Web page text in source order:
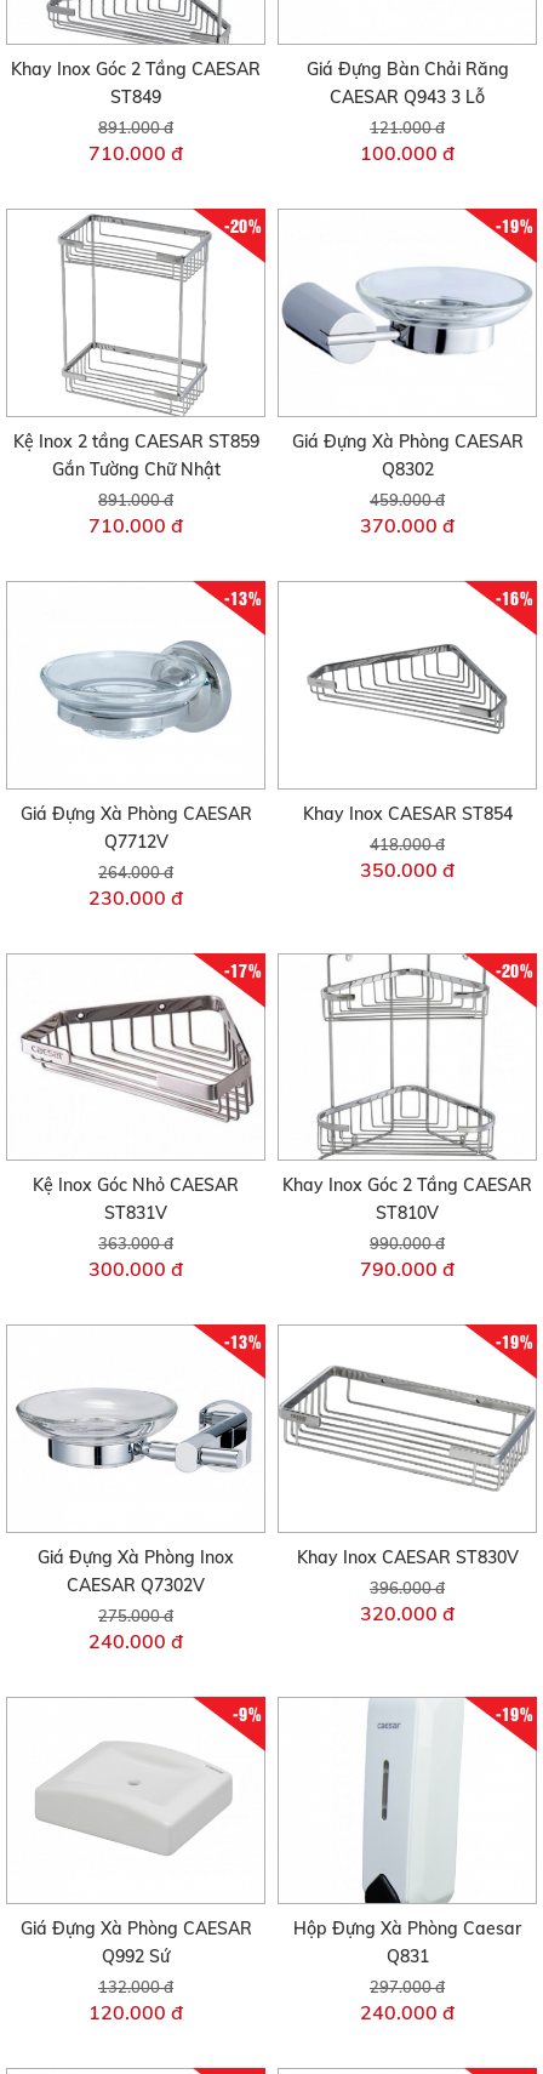
Khay Inox Góc 2 Tầng CAESAR
ST849
891.000 đ
710.000 đ
Giá Đựng Bàn Chải Răng
CAESAR Q943 3 Lỗ
121.000 đ
100.000 đ
-20%
Kệ Inox 2 tầng CAESAR ST859
Gắn Tường Chữ Nhật
891.000 đ
710.000 đ
-19%
Giá Đựng Xà Phòng CAESAR
Q8302
459.000 đ
370.000 đ
-13%
Giá Đựng Xà Phòng CAESAR
Q7712V
264.000 đ
230.000 đ
-16%
Khay Inox CAESAR ST854
418.000 đ
350.000 đ
-17%
Kệ Inox Góc Nhỏ CAESAR
ST831V
363.000 đ
300.000 đ
-20%
Khay Inox Góc 2 Tầng CAESAR
ST810V
990.000 đ
790.000 đ
-13%
Giá Đựng Xà Phòng Inox
CAESAR Q7302V
275.000 đ
240.000 đ
-19%
Khay Inox CAESAR ST830V
396.000 đ
320.000 đ
-9%
Giá Đựng Xà Phòng CAESAR
Q992 Sứ
132.000 đ
120.000 đ
-19%
Hộp Đựng Xà Phòng Caesar
Q831
297.000 đ
240.000 đ